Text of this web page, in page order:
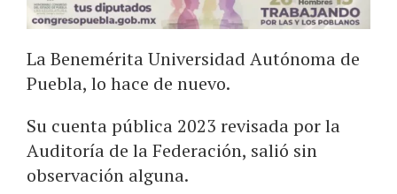
La Benemérita Universidad Autónoma de
Puebla, lo hace de nuevo.
Su cuenta pública 2023 revisada por la
Auditoría de la Federación, salió sin
observación alguna.